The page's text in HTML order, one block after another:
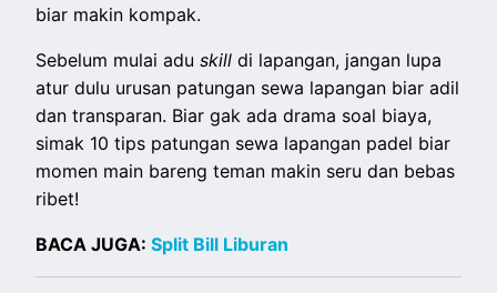
biar makin kompak.
Sebelum mulai aduskilldi lapangan, jangan lupa
atur dulu urusan patungan sewa lapangan biar adil
dan transparan. Biar gak ada drama soal biaya,
simak 10 tips patungan sewa lapangan padel biar
momen main bareng teman makin seru dan bebas
ribet!
BACA JUGA:Split Bill Liburan